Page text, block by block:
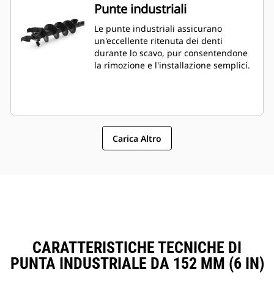
Punte industriali
Le punte industriali assicurano
un'eccellente ritenuta dei denti
durante lo scavo, pur consentendone
la rimozione e l'installazione semplici.
Carica Altro
CARATTERISTICHE TECNICHE DI
PUNTA INDUSTRIALE DA 152 MM (6 IN)